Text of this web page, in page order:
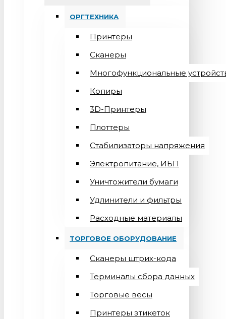
ОРГТЕХНИКА
Принтеры
Сканеры
Многофункциональные
Копиры
3D-Принтеры
Плоттеры
Стабилизаторы напряжения
Электропитание, ИБП
Уничтожители бумаги
Удлинители и фильтры
Расходные материалы
ТОРГОВОЕ ОБОРУДОВАНИЕ
Сканеры штрих-кода
Терминалы сбора данных
Торговые весы
Принтеры этикеток